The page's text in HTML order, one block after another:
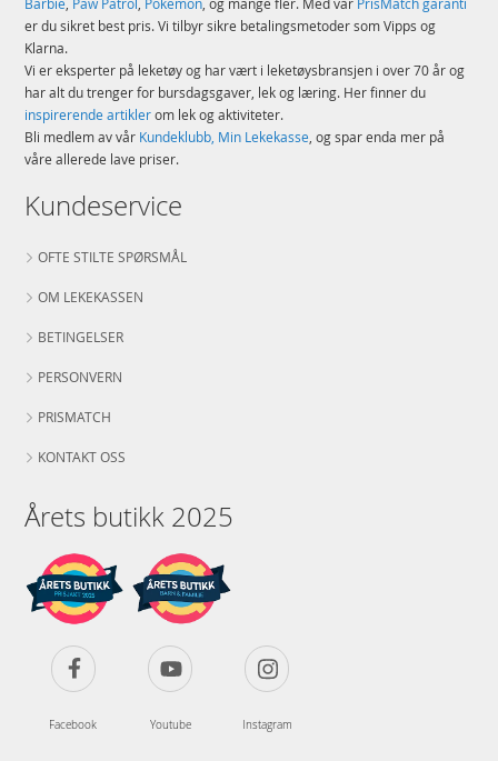
Barbie, Paw Patrol, Pokemon, og mange fler. Med vår PrisMatch garanti
er du sikret best pris. Vi tilbyr sikre betalingsmetoder som Vipps og
Klarna.
Vi er eksperter på leketøy og har vært i leketøysbransjen i over 70 år og
har alt du trenger for bursdagsgaver, lek og læring. Her finner du
inspirerende artiklerom lek og aktiviteter.
Bli medlem av vår Kundeklubb, Min Lekekasse, og spar enda mer på
våre allerede lave priser.
Kundeservice
OFTE STILTE SPØRSMÅL
OM LEKEKASSEN
BETINGELSER
PERSONVERN
PRISMATCH
KONTAKT OSS
Årets butikk 2025
Facebook Youtube Instagram